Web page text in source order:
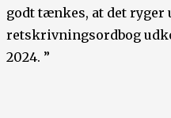
godt tænkes, at det ryger
retskrivningsordbog
2024. ”